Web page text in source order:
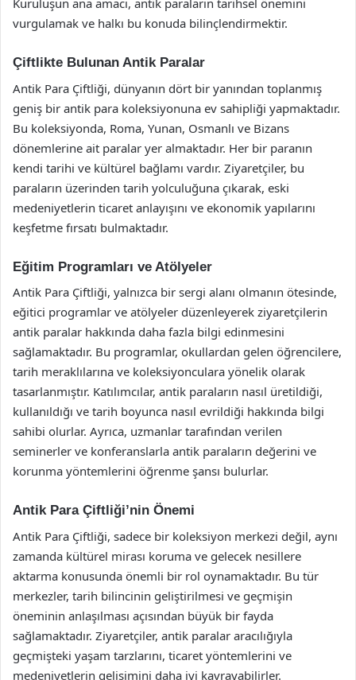
Kuruluşun ana amacı, antik paraların tarihsel önemini
vurgulamak ve halkı bu konuda bilinçlendirmektir.
Çiftlikte Bulunan Antik Paralar
Antik Para Çiftliği, dünyanın dört bir yanından toplanmış
geniş bir antik para koleksiyonuna ev sahipliği yapmaktadır.
Bu koleksiyonda, Roma, Yunan, Osmanlı ve Bizans
dönemlerine ait paralar yer almaktadır. Her bir paranın
kendi tarihi ve kültürel bağlamı vardır. Ziyaretçiler, bu
paraların üzerinden tarih yolculuğuna çıkarak, eski
medeniyetlerin ticaret anlayışını ve ekonomik yapılarını
keşfetme fırsatı bulmaktadır.
Eğitim Programları ve Atölyeler
Antik Para Çiftliği, yalnızca bir sergi alanı olmanın ötesinde,
eğitici programlar ve atölyeler düzenleyerek ziyaretçilerin
antik paralar hakkında daha fazla bilgi edinmesini
sağlamaktadır. Bu programlar, okullardan gelen öğrencilere,
tarih meraklılarına ve koleksiyonculara yönelik olarak
tasarlanmıştır. Katılımcılar, antik paraların nasıl üretildiği,
kullanıldığı ve tarih boyunca nasıl evrildiği hakkında bilgi
sahibi olurlar. Ayrıca, uzmanlar tarafından verilen
seminerler ve konferanslarla antik paraların değerini ve
korunma yöntemlerini öğrenme şansı bulurlar.
Antik Para Çiftliği’nin Önemi
Antik Para Çiftliği, sadece bir koleksiyon merkezi değil, aynı
zamanda kültürel mirası koruma ve gelecek nesillere
aktarma konusunda önemli bir rol oynamaktadır. Bu tür
merkezler, tarih bilincinin geliştirilmesi ve geçmişin
öneminin anlaşılması açısından büyük bir fayda
sağlamaktadır. Ziyaretçiler, antik paralar aracılığıyla
geçmişteki yaşam tarzlarını, ticaret yöntemlerini ve
medeniyetlerin gelişimini daha iyi kavrayabilirler.